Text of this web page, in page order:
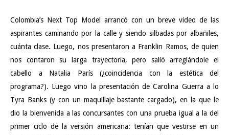
Colombia’s Next Top Model arrancó con un breve video de las
aspirantes caminando por la calle y siendo silbadas por albañiles,
cuánta clase. Luego, nos presentaron a Franklin Ramos, de quien
nos contaron su larga trayectoria, pero salió arreglándole el
cabello a Natalia París (¿coincidencia con la estética del
programa?). Luego vino la presentación de Carolina Guerra a lo
Tyra Banks (y con un maquillaje bastante cargado), en la que le
dio la bienvenida a las concursantes con una prueba igual a la del
primer ciclo de la versión americana: tenían que vestirse en un